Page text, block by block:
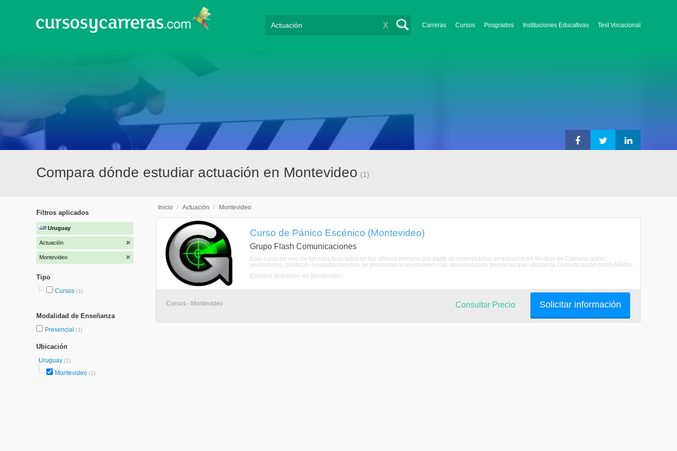
Carreras Cursos Posgrados Instituciones Educativas Test Vocacional
X
Compara dónde estudiar actuación en Montevideo (1)
Filtros aplicados
Uruguay
Actuación
Montevideo
Tipo
Cursos (1)
Modalidad de Enseñanza
Presencial (1)
Ubicación
Uruguay (1)
Montevideo (1)
Inicio / Actuación / Montevideo
Curso de Pánico Escénico (Montevideo)
Grupo Flash Comunicaciones
Este curso es uno de los más buscados en los últimos tiempos por parte de empresarios, empleados en Medios de Comunicación,
vendedores, políticos. o estudiantes que se presentan a un examen oral, así como toda personas que utilizan la Comunicación como Medio ...
Estudiar Actuación en Montevideo
Cursos - Montevideo Solicitar información
Consultar Precio